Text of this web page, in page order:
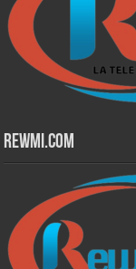
Rewmi.Com